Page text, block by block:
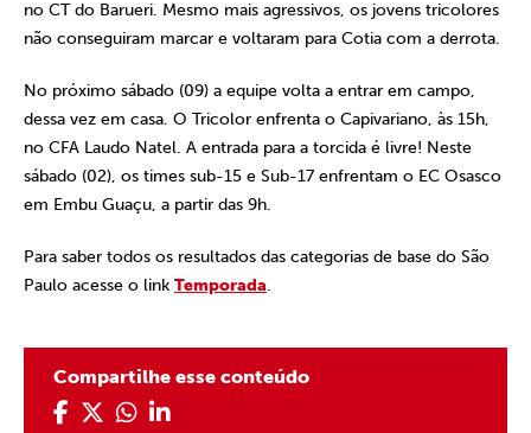
no CT do Barueri. Mesmo mais agressivos, os jovens tricolores
não conseguiram marcar e voltaram para Cotia com a derrota.
No próximo sábado (09) a equipe volta a entrar em campo,
dessa vez em casa. O Tricolor enfrenta o Capivariano, às 15h,
no CFA Laudo Natel. A entrada para a torcida é livre! Neste
sábado (02), os times sub-15 e Sub-17 enfrentam o EC Osasco
em Embu Guaçu, a partir das 9h.
Para saber todos os resultados das categorias de base do São
Paulo acesse o link Temporada.
Compartilhe esse conteúdo